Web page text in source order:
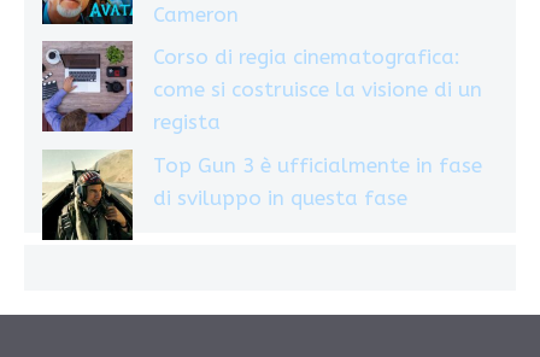
Cameron
Corso di regia cinematografica:
come si costruisce la visione di un
regista
Top Gun 3 è ufficialmente in fase
di sviluppo in questa fase